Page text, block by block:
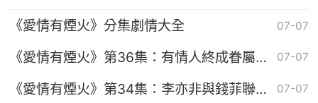
《愛情有煙火》分集劇情大全 07-07
《愛情有煙火》第36集：有情人終成眷屬花
07-07
《愛情有煙火》第34集：李亦非與錢菲聯手
07-07